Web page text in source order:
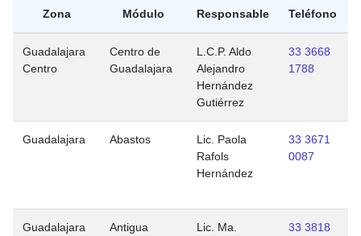
Zona Módulo Responsable Teléfono
Guadalajara
Centro
Centro de
Guadalajara
L.C.P. Aldo
Alejandro
Hernández
Gutiérrez
33 3668
1788
Guadalajara Abastos
Lic. Paola
Rafols
Hernández
33 3671
0087
Guadalajara
Antigua
Lic. Ma.
33 3818